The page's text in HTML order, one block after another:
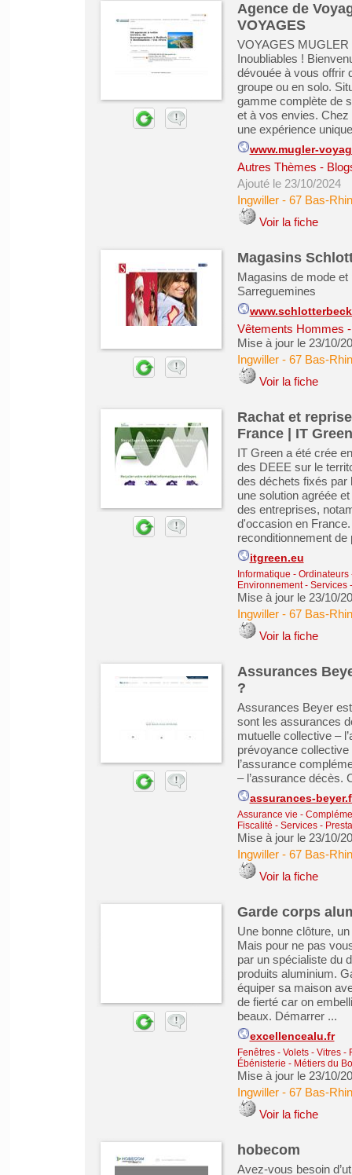
Agence de
VOYAGES
VOYAGES MUGLER
Inoubliables !
dévouée à vous offrir
groupe ou en solo.
gamme complète de
et à vos envies.
une expérience
www.mugler-
Autres Thèmes -
Ajouté le 23/10/2024
Ingwiller- 67 Bas-Rhin
Voir la fiche
Magasins
Magasins de mode et
Sarreguemines
Vêtements Hommes
Mise à jour le 23/10/
Ingwiller- 67 Bas-Rhin
Voir la fiche
Rachat et
France | IT Green
IT Green a été crée
des DEEE sur le
des déchets fixés par
une solution agréée
des entreprises,
d'occasion en
reconditionnement de
itgreen.eu
Informatique -
Environnement- Services
Mise à jour le 23/10/
Ingwiller- 67 Bas-Rhin
Voir la fiche
Assurances
?
Assurances Beyer
sont les assurances
mutuelle collective –
prévoyance collective
l’assurance
– l’assurance décès.
assurances-
Assurance vie -
Fiscalité - Services -
Mise à jour le 23/10/
Ingwiller- 67 Bas-Rhin
Voir la fiche
Garde corps
Une bonne clôture,
Mais pour ne pas
par un spécialiste du
produits aluminium.
équiper sa maison
de fierté car on
beaux. Démarrer ...
excellencealu.fr
Fenêtres - Volets - Vitres -
Ébénisterie - Métiers du
Mise à jour le 23/10/
Ingwiller- 67 Bas-Rhin
Voir la fiche
hobecom
Avez-vous besoin